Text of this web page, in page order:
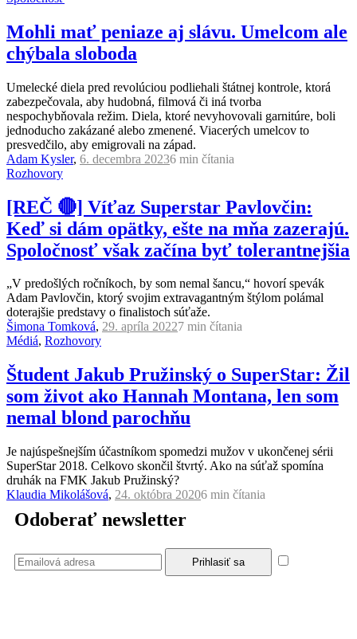
Mohli mať peniaze aj slávu. Umelcom ale
chýbala sloboda
Umelecké diela pred revolúciou podliehali štátnej kontrole, ktorá
zabezpečovala, aby hudobná, filmová či iná tvorba
nespochybňovala režim. Diela, ktoré nevyhovovali garnitúre, boli
jednoducho zakázané alebo zmenené. Viacerých umelcov to
presvedčilo, aby emigrovali na západ.
Adam Kysler, 6. decembra 20236 min čítania
Rozhovory
[REČ 🔴] Víťaz Superstar Pavlovčin:
Keď si dám opätky, ešte na mňa zazerajú.
Spoločnosť však začína byť tolerantnejšia
„V predošlých ročníkoch, by som nemal šancu,“ hovorí spevák
Adam Pavlovčin, ktorý svojim extravagantným štýlom polámal
doterajšie predstavy o finalistoch súťaže.
Šimona Tomková, 29. apríla 20227 min čítania
Médiá, Rozhovory
Študent Jakub Pružinský o SuperStar: Žil
som život ako Hannah Montana, len som
nemal blond parochňu
Je najúspešnejším účastníkom spomedzi mužov v ukončenej sérii
SuperStar 2018. Celkovo skončil štvrtý. Ako na súťaž spomína
druhák na FMK Jakub Pružinský?
Klaudia Mikolášová, 24. októbra 20206 min čítania
Odoberať newsletter